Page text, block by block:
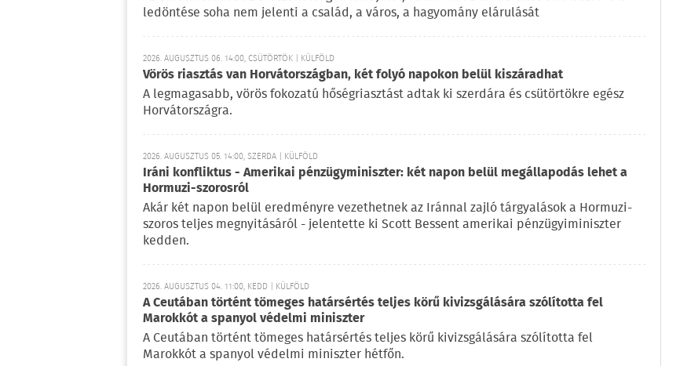
ledöntése soha nem jelenti a család, a város, a hagyomány elárulását
2026. AUGUSZTUS 06. 14:00, CSÜTÖRTÖK | KÜLFÖLD
Vörös riasztás van Horvátországban, két folyó napokon belül kiszáradhat
A legmagasabb, vörös fokozatú hőségriasztást adtak ki szerdára és csütörtökre egész
Horvátországra.
2026. AUGUSZTUS 05. 14:00, SZERDA | KÜLFÖLD
Iráni konfliktus - Amerikai pénzügyminiszter: két napon belül megállapodás lehet a
Hormuzi-szorosról
Akár két napon belül eredményre vezethetnek az Iránnal zajló tárgyalások a Hormuzi-
szoros teljes megnyitásáról - jelentette ki Scott Bessent amerikai pénzügyiminiszter
kedden.
2026. AUGUSZTUS 04. 11:00, KEDD | KÜLFÖLD
A Ceutában történt tömeges határsértés teljes körű kivizsgálására szólította fel
Marokkót a spanyol védelmi miniszter
A Ceutában történt tömeges határsértés teljes körű kivizsgálására szólította fel
Marokkót a spanyol védelmi miniszter hétfőn.